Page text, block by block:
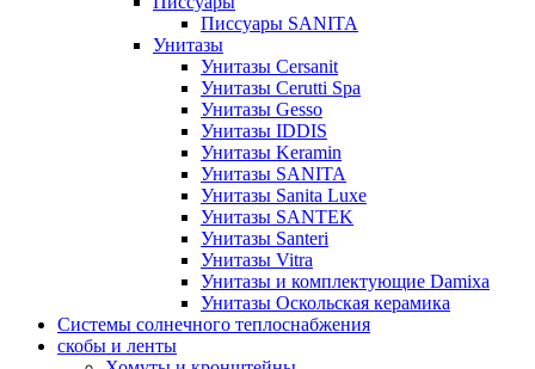
Писсуары SANITA
Унитазы
Унитазы Cersanit
Унитазы Cerutti Spa
Унитазы Gesso
Унитазы IDDIS
Унитазы Keramin
Унитазы SANITA
Унитазы Sanita Luxe
Унитазы SANTEK
Унитазы Santeri
Унитазы Vitra
Унитазы и комплектующие Damixa
Унитазы Оскольская керамика
Системы солнечного теплоснабжения
скобы и ленты